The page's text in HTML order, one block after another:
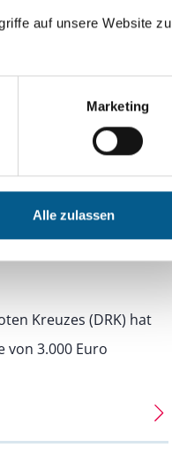
auf unsere Website zu
Marketing
Alle zulassen
das barocke
Schätzen
Kreuzes (DRK) hat
von 3.000 Euro